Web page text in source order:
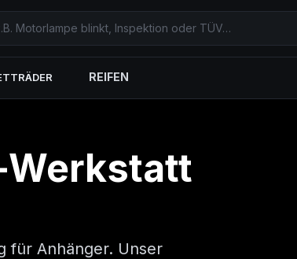
REIFEN
für Anhänger. Unser